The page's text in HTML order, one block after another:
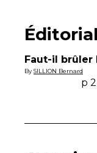
Éditorial
Faut-il brûler
By SILLION Bernard
p 2